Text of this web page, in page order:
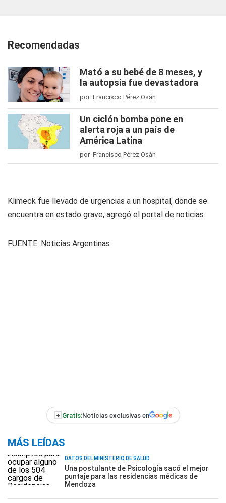
Recomendadas
Mató a su bebé de 8 meses, y
la autopsia fue devastadora
por Francisco Pérez Osán
Un ciclón bomba pone en
alerta roja a un país de
América Latina
por Francisco Pérez Osán
Klimeck fue llevado de urgencias a un hospital, donde se
encuentra en estado grave, agregó el portal de noticias.
FUENTE: Noticias Argentinas
+ Gratis:Noticias exclusivas en
MÁS LEÍDAS
DATOS DEL MINISTERIO DE SALUD
Una postulante de Psicología sacó el mejor
puntaje para las residencias médicas de
Mendoza